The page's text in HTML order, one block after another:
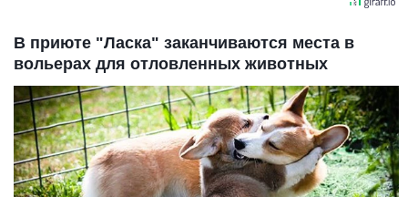
В приюте "Ласка" заканчиваются места в
вольерах для отловленных животных